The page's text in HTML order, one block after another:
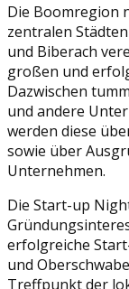
Die Boomregion
zentralen
und Biberach
großen und
Dazwischen
und andere
werden diese
sowie über
Unternehmen.
Die Start-up
erfolgreiche
und
Treffpunkt der